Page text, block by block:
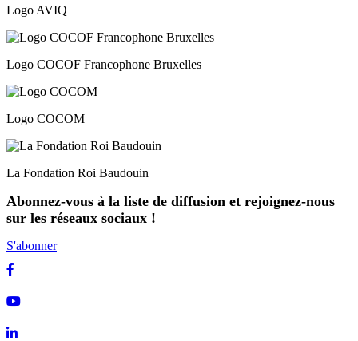
Logo AVIQ
Logo COCOF Francophone Bruxelles
Logo COCOM
La Fondation Roi Baudouin
Abonnez-vous à la liste de diffusion et rejoignez-nous
sur les réseaux sociaux !
S'abonner